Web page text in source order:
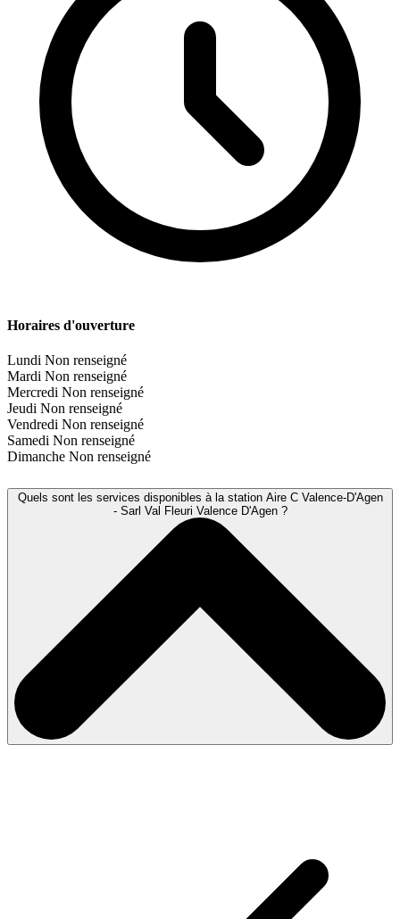
Horaires d'ouverture
Lundi Non renseigné
Mardi Non renseigné
Mercredi Non renseigné
Jeudi Non renseigné
Vendredi Non renseigné
Samedi Non renseigné
Dimanche Non renseigné
Quels sont les services disponibles à la station Aire C Valence-D'Agen
- Sarl Val Fleuri Valence D'Agen ?